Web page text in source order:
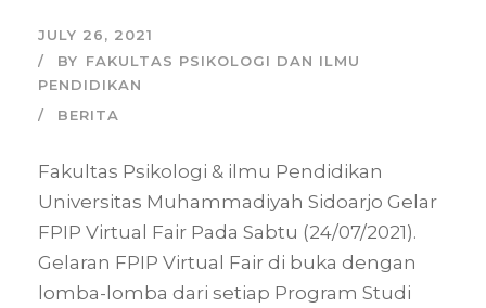
JULY 26, 2021
BY FAKULTAS PSIKOLOGI DAN ILMU
PENDIDIKAN
BERITA
Fakultas Psikologi & ilmu Pendidikan
Universitas Muhammadiyah Sidoarjo Gelar
FPIP Virtual Fair Pada Sabtu (24/07/2021).
Gelaran FPIP Virtual Fair di buka dengan
lomba-lomba dari setiap Program Studi